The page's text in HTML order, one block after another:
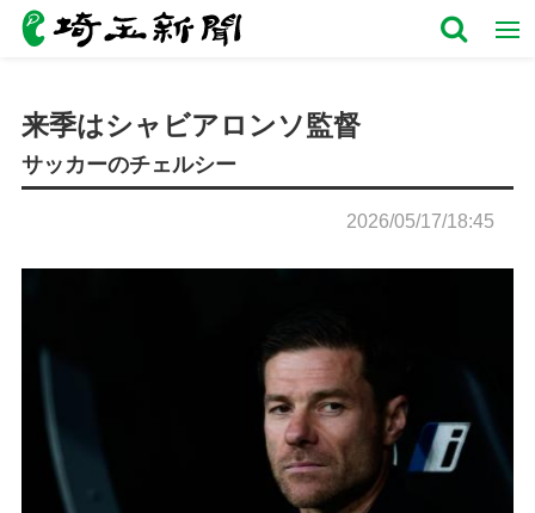
来季はシャビアロンソ監督
サッカーのチェルシー
2026/05/17/18:45